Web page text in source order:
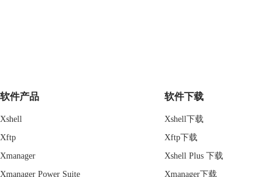
软件产品
Xshell
Xftp
Xmanager
Xmanager Power Suite
软件下载
Xshell下载
Xftp下载
Xshell Plus 下载
Xmanager下载